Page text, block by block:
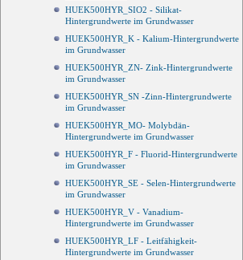
HUEK500HYR_SIO2 - Silikat-
Hintergrundwerte im Grundwasser
HUEK500HYR_K - Kalium-Hintergrundwerte
im Grundwasser
HUEK500HYR_ZN- Zink-Hintergrundwerte
im Grundwasser
HUEK500HYR_SN -Zinn-Hintergrundwerte
im Grundwasser
HUEK500HYR_MO- Molybdän-
Hintergrundwerte im Grundwasser
HUEK500HYR_F - Fluorid-Hintergrundwerte
im Grundwasser
HUEK500HYR_SE - Selen-Hintergrundwerte
im Grundwasser
HUEK500HYR_V - Vanadium-
Hintergrundwerte im Grundwasser
HUEK500HYR_LF - Leitfähigkeit-
Hintergrundwerte im Grundwasser